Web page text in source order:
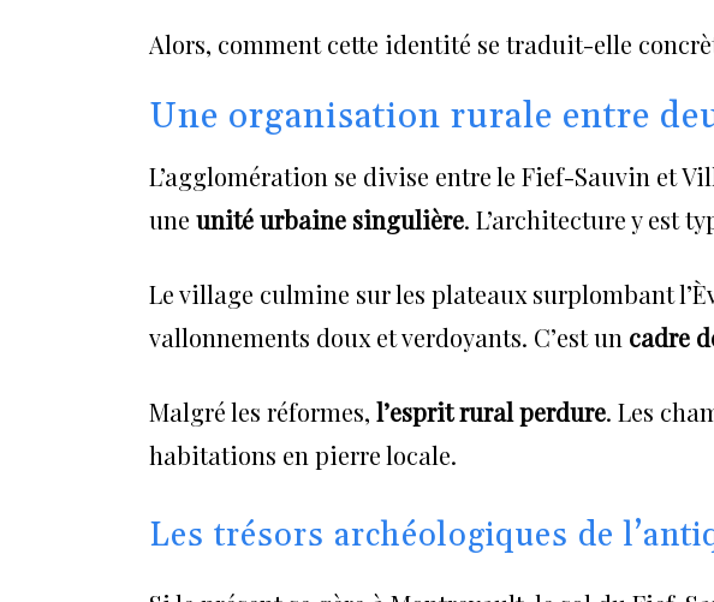
Alors, comment cette identité se traduit-elle
Une organisation rurale entre
L’agglomération se divise entre le Fief-Sauvin et
une unité urbaine singulière. L’architecture y est
Le village culmine sur les plateaux surplombant
vallonnements doux et verdoyants. C’est un cadre
Malgré les réformes, l’esprit rural perdure. Les
habitations en pierre locale.
Les trésors archéologiques de